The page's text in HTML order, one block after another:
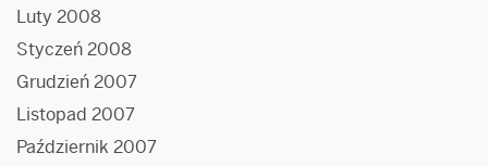
Luty 2008
Styczeń 2008
Grudzień 2007
Listopad 2007
Październik 2007